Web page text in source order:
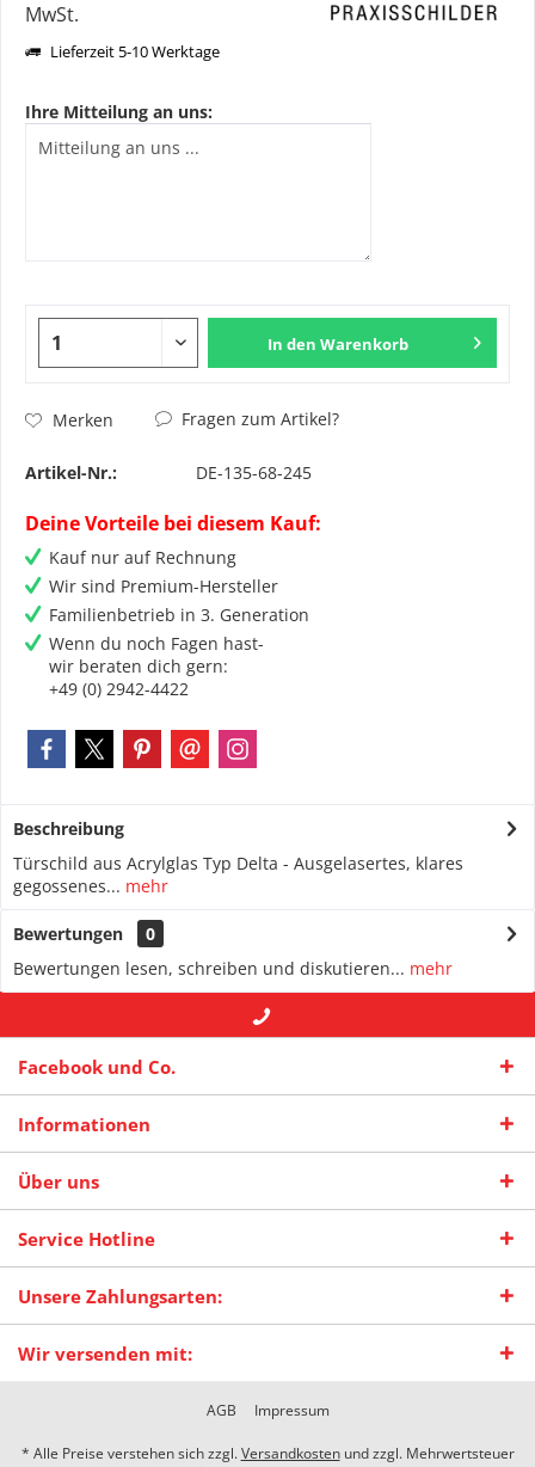
MwSt.
Lieferzeit 5-10 Werktage
Ihre Mitteilung an uns:
In den Warenkorb
Merken Fragen zum Artikel?
Artikel-Nr.: DE-135-68-245
Deine Vorteile bei diesem Kauf:
Kauf nur auf Rechnung
Wir sind Premium-Hersteller
Familienbetrieb in 3. Generation
Wenn du noch Fagen hast-
wir beraten dich gern:
+49 (0) 2942-4422
Beschreibung
Türschild aus Acrylglas Typ Delta - Ausgelasertes, klares
gegossenes... mehr
Bewertungen
0
Bewertungen lesen, schreiben und diskutieren... mehr
Facebook und Co.
Informationen
Über uns
Service Hotline
Unsere Zahlungsarten:
Wir versenden mit:
AGB Impressum
* Alle Preise verstehen sich zzgl.Versandkostenund zzgl. Mehrwertsteuer